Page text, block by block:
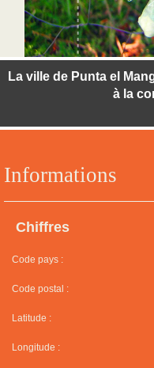
Informations
Chiffres
Code pays :
Code postal :
Latitude :
Longitude :
La ville de Punta el
à la